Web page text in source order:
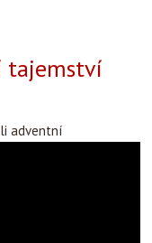
tajemství
adventní